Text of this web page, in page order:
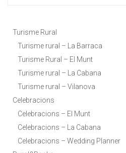
Turisme Rural
Turisme rural – La Barraca
Turisme Rural – El Munt
Turisme rural – La Cabana
Turisme rural – Vilanova
Celebracions
Celebracions – El Munt
Celebracions – La Cabana
Celebracions – Wedding Planner